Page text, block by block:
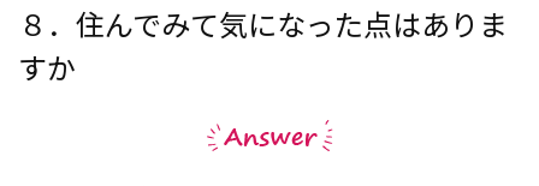
８．住んでみて気になった点はありま
すか